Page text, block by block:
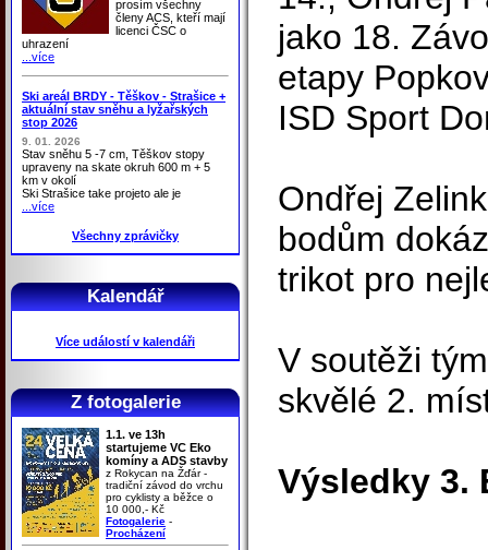
prosím všechny
členy ACS, kteří mají
licenci ČSC o
uhrazení
...více
Ski areál BRDY - Těškov - Strašice +
aktuální stav sněhu a lyžařských
stop 2026
9. 01. 2026
Stav sněhu 5 -7 cm, Těškov stopy
upraveny na skate okruh 600 m + 5
km v okolí
Ski Strašice take projeto ale je
...více
Všechny zprávičky
Kalendář
Více událostí v kalendáři
Z fotogalerie
1.1. ve 13h
startujeme VC Eko
komíny a ADS stavby
z Rokycan na Žďár -
tradiční závod do vrchu
pro cyklisty a běžce o
10 000,- Kč
Fotogalerie -
Procházení
jako 18.
etapy
ISD Sport
Ondřej
bodům
trikot pro
V soutěži
skvělé 2.
Výsledky 3.